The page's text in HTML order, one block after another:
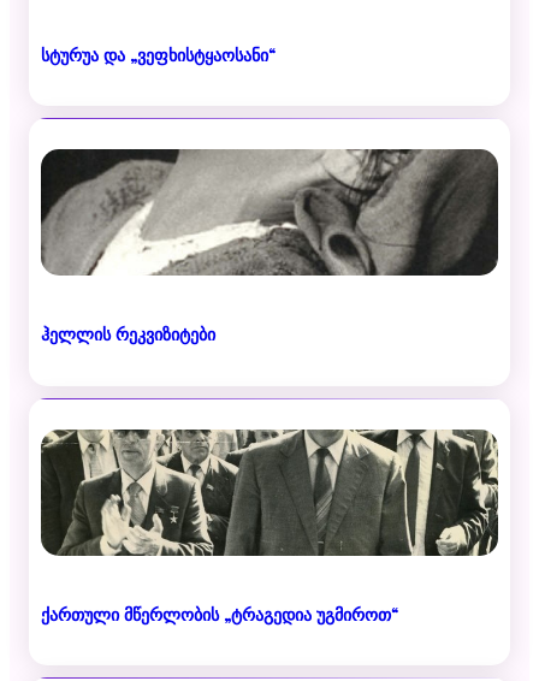
სტურუა და „ვეფხისტყაოსანი“
ჰელლის რეკვიზიტები
ქართული მწერლობის „ტრაგედია უგმიროთ“